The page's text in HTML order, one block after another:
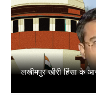
लखीमपुर खीरी हिंसा के